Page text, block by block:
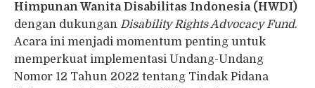
Himpunan Wanita Disabilitas Indonesia (HWDI)
dengan dukungan Disability Rights Advocacy Fund.
Acara ini menjadi momentum penting untuk
memperkuat implementasi Undang-Undang
Nomor 12 Tahun 2022 tentang Tindak Pidana